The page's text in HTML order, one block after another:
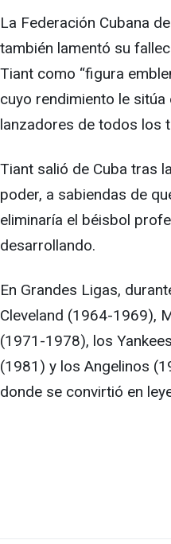
La Federación Cubana
también lamentó su
Tiant como “figura
cuyo rendimiento le
lanzadores de todos los
Tiant salió de Cuba tras
poder, a sabiendas de
eliminaría el béisbol
desarrollando.
En Grandes Ligas,
Cleveland (1964-1969),
(1971-1978), los
(1981) y los Angelinos
donde se convirtió en